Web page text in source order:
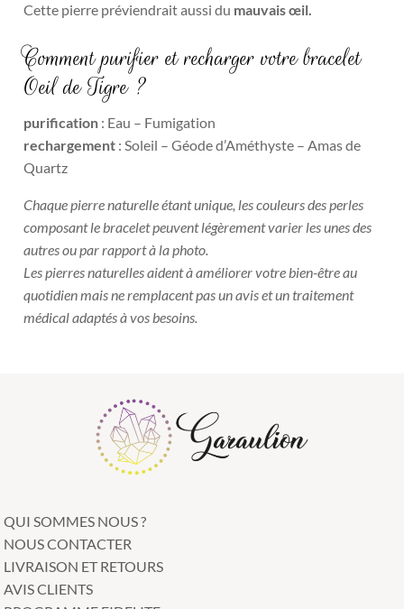
Cette pierre préviendrait aussi du mauvais œil.
Comment purifier et recharger votre bracelet
Oeil de Tigre ?
purification : Eau – Fumigation
rechargement : Soleil – Géode d’Améthyste – Amas de
Quartz
Chaque pierre naturelle étant unique, les couleurs des perles
composant le bracelet peuvent légèrement varier les unes des
autres ou par rapport à la photo.
Les pierres naturelles aident à améliorer votre bien-être au
quotidien mais ne remplacent pas un avis et un traitement
médical adaptés à vos besoins.
QUI SOMMES NOUS ?
NOUS CONTACTER
LIVRAISON ET RETOURS
AVIS CLIENTS